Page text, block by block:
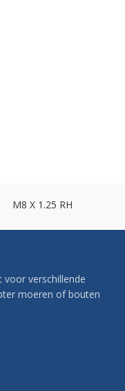
M8 X 1.25 RH
voor verschillende
moeren of bouten